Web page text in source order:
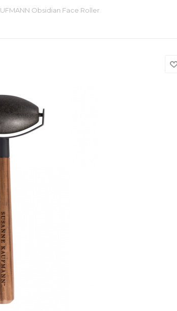
Obsidian Face Roller